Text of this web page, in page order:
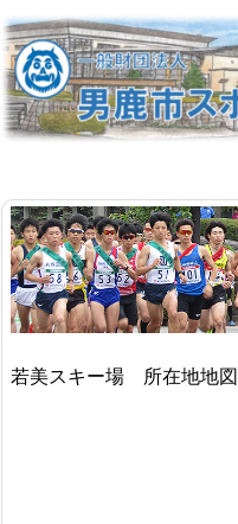
若美スキー場 所在地地図